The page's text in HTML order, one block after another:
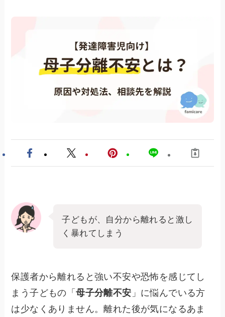
子どもが、自分から離れると激し
く暴れてしまう
保護者から離れると強い不安や恐怖を感じてし
まう子どもの「母子分離不安 」に悩んでいる方
は少なくありません。離れた後が気になるあま